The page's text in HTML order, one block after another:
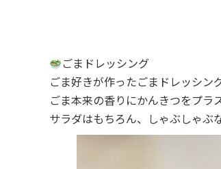
ごまドレッシング
ごま好きが作ったごまドレッシン
ごま本来の香りにかんきつをプラ
サラダはもちろん、しゃぶしゃぶ